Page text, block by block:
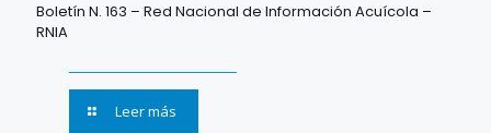
Boletín N. 163 – Red Nacional de Información Acuícola –
RNIA
Leer más